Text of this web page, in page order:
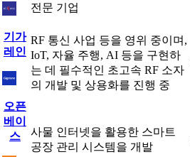
전문 기업
기가
레인
RF 통신 사업 등을 영위 중이며,
IoT, 자율 주행, AI 등을 구현하
는 데 필수적인 초고속 RF 소자
의 개발 및 상용화를 진행 중
오픈
베이
스
사물 인터넷을 활용한 스마트
공장 관리 시스템을 개발